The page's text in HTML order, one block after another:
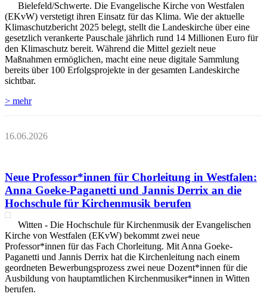
Bielefeld/Schwerte. Die Evangelische Kirche von Westfalen
(EKvW) verstetigt ihren Einsatz für das Klima. Wie der aktuelle
Klimaschutzbericht 2025 belegt, stellt die Landeskirche über eine
gesetzlich verankerte Pauschale jährlich rund 14 Millionen Euro für
den Klimaschutz bereit. Während die Mittel gezielt neue
Maßnahmen ermöglichen, macht eine neue digitale Sammlung
bereits über 100 Erfolgsprojekte in der gesamten Landeskirche
sichtbar.
> mehr
16.06.2026
Neue Professor*innen für Chorleitung in Westfalen:
Anna Goeke-Paganetti und Jannis Derrix an die
Hochschule für Kirchenmusik berufen
Witten - Die Hochschule für Kirchenmusik der Evangelischen
Kirche von Westfalen (EKvW) bekommt zwei neue
Professor*innen für das Fach Chorleitung. Mit Anna Goeke-
Paganetti und Jannis Derrix hat die Kirchenleitung nach einem
geordneten Bewerbungsprozess zwei neue Dozent*innen für die
Ausbildung von hauptamtlichen Kirchenmusiker*innen in Witten
berufen.